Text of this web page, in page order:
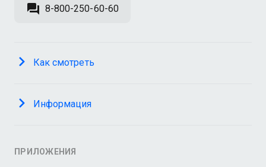
8-800-250-60-60
Как смотреть
Информация
ПРИЛОЖЕНИЯ